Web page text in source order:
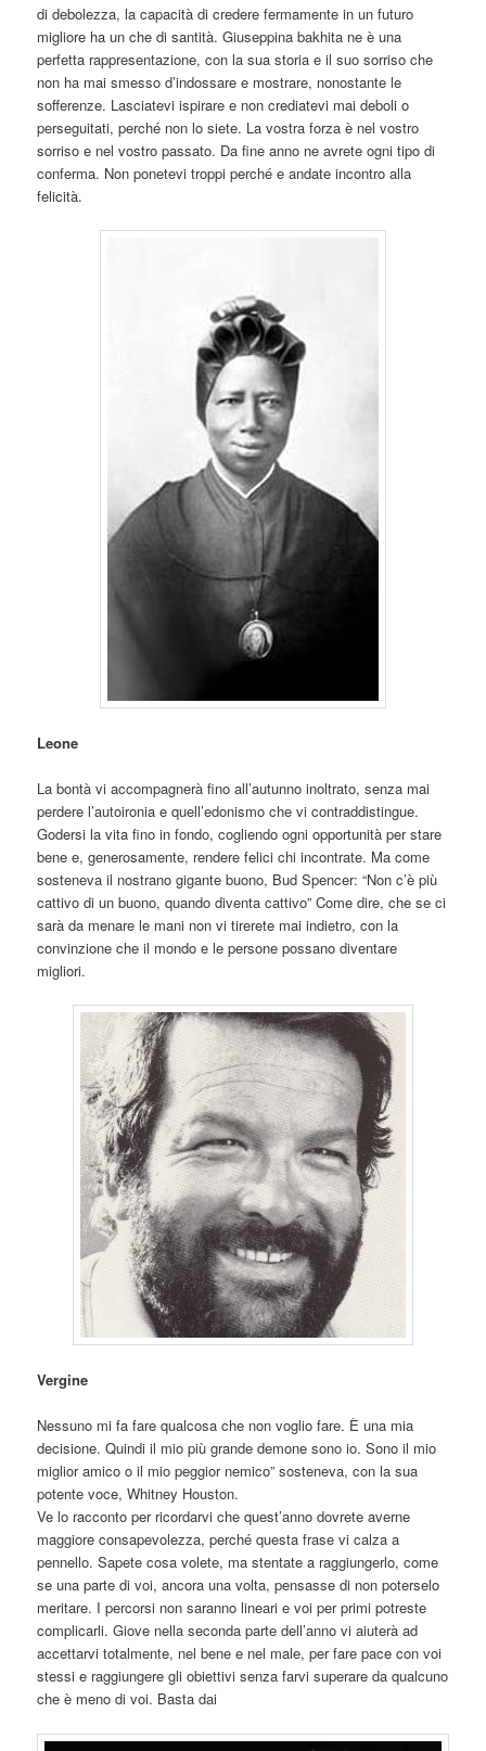
di debolezza, la capacità di credere fermamente in un futuro
migliore ha un che di santità. Giuseppina bakhita ne è una
perfetta rappresentazione, con la sua storia e il suo sorriso che
non ha mai smesso d’indossare e mostrare, nonostante le
sofferenze. Lasciatevi ispirare e non crediatevi mai deboli o
perseguitati, perché non lo siete. La vostra forza è nel vostro
sorriso e nel vostro passato. Da fine anno ne avrete ogni tipo di
conferma. Non ponetevi troppi perché e andate incontro alla
felicità.
Leone
La bontà vi accompagnerà fino all’autunno inoltrato, senza mai
perdere l’autoironia e quell’edonismo che vi contraddistingue.
Godersi la vita fino in fondo, cogliendo ogni opportunità per stare
bene e, generosamente, rendere felici chi incontrate. Ma come
sosteneva il nostrano gigante buono, Bud Spencer: “Non c’è più
cattivo di un buono, quando diventa cattivo” Come dire, che se ci
sarà da menare le mani non vi tirerete mai indietro, con la
convinzione che il mondo e le persone possano diventare
migliori.
Vergine
Nessuno mi fa fare qualcosa che non voglio fare. È una mia
decisione. Quindi il mio più grande demone sono io. Sono il mio
miglior amico o il mio peggior nemico” sosteneva, con la sua
potente voce, Whitney Houston.
Ve lo racconto per ricordarvi che quest’anno dovrete averne
maggiore consapevolezza, perché questa frase vi calza a
pennello. Sapete cosa volete, ma stentate a raggiungerlo, come
se una parte di voi, ancora una volta, pensasse di non poterselo
meritare. I percorsi non saranno lineari e voi per primi potreste
complicarli. Giove nella seconda parte dell’anno vi aiuterà ad
accettarvi totalmente, nel bene e nel male, per fare pace con voi
stessi e raggiungere gli obiettivi senza farvi superare da qualcuno
che è meno di voi. Basta dai